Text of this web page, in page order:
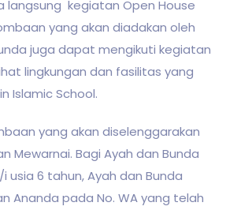
langsung kegiatan Open House
yang akan diadakan oleh
juga dapat mengikuti kegiatan
lingkungan dan fasilitas yang
Islamic School.
yang akan diselenggarakan
Mewarnai. Bagi Ayah dan Bunda
usia 6 tahun, Ayah dan Bunda
Ananda pada No. WA yang telah